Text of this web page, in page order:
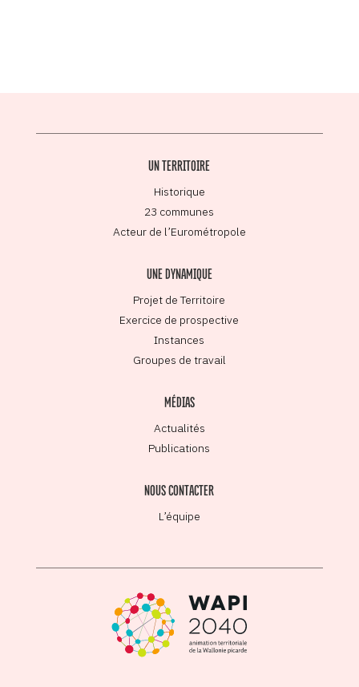
UN TERRITOIRE
Historique
23 communes
Acteur de l’Eurométropole
UNE DYNAMIQUE
Projet de Territoire
Exercice de prospective
Instances
Groupes de travail
MÉDIAS
Actualités
Publications
NOUS CONTACTER
L’équipe